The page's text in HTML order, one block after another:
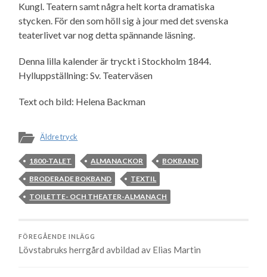
Kungl. Teatern samt några helt korta dramatiska
stycken. För den som höll sig à jour med det svenska
teaterlivet var nog detta spännande läsning.
Denna lilla kalender är tryckt i Stockholm 1844.
Hylluppställning: Sv. Teaterväsen
Text och bild: Helena Backman
Äldre tryck
1800-TALET ALMANACKOR
BOKBAND
BRODERADE BOKBAND
TEXTIL
TOILETTE- OCH THEATER-ALMANACH
FÖREGÅENDE INLÄGG
Lövstabruks herrgård avbildad av Elias Martin